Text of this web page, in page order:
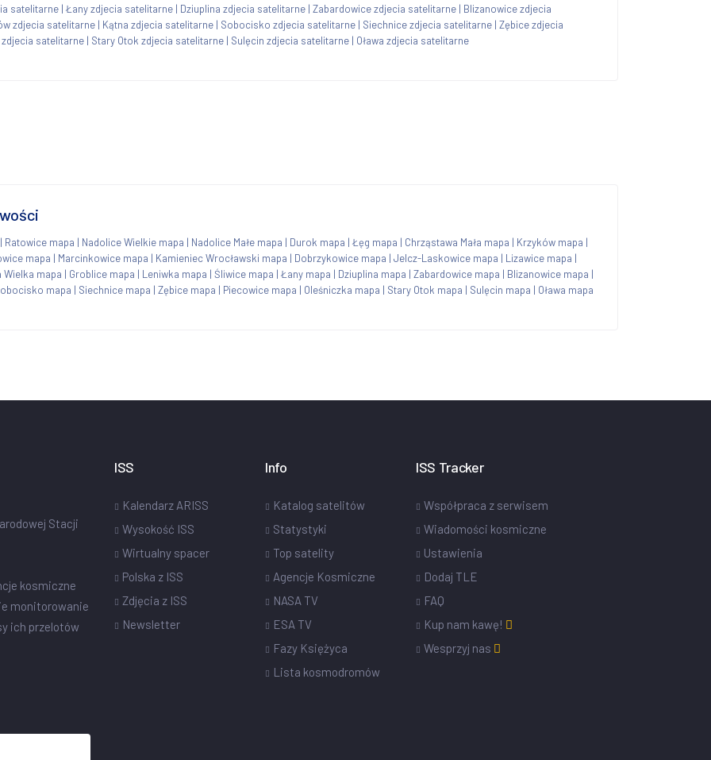
satelitarne | Łany zdjecia satelitarne | Dziuplina zdjecia satelitarne | Zabardowice zdjecia satelitarne | Blizanowice zdjecia
zdjecia satelitarne | Kątna zdjecia satelitarne | Sobocisko zdjecia satelitarne | Siechnice zdjecia satelitarne | Zębice zdjecia
zdjecia satelitarne | Stary Otok zdjecia satelitarne | Sulęcin zdjecia satelitarne | Oława zdjecia satelitarne
Ratowice mapa | Nadolice Wielkie mapa | Nadolice Małe mapa | Durok mapa | Łęg mapa | Chrząstawa Mała mapa | Krzyków mapa |
mapa | Marcinkowice mapa | Kamieniec Wrocławski mapa | Dobrzykowice mapa | Jelcz-Laskowice mapa | Lizawice mapa |
Wielka mapa | Groblice mapa | Leniwka mapa | Śliwice mapa | Łany mapa | Dziuplina mapa | Zabardowice mapa | Blizanowice mapa |
mapa | Siechnice mapa | Zębice mapa | Piecowice mapa | Oleśniczka mapa | Stary Otok mapa | Sulęcin mapa | Oława mapa
Stacji
kosmiczne
monitorowanie
ich przelotów
ISS
Kalendarz ARISS
Wysokość ISS
Wirtualny spacer
Polska z ISS
Zdjęcia z ISS
Newsletter
Info
Katalog satelitów
Statystyki
Top satelity
Agencje Kosmiczne
NASA TV
ESA TV
Fazy Księżyca
Lista kosmodromów
ISS Tracker
Współpraca z serwisem
Wiadomości kosmiczne
Ustawienia
Dodaj TLE
FAQ
Kup nam kawę!
Wesprzyj nas